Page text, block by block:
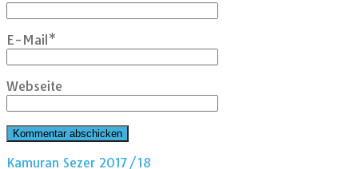
E-Mail *
Webseite
Kamuran Sezer 2017/18